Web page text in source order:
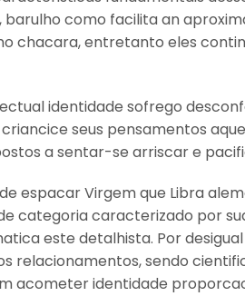
como facilita an
chacara, entretanto eles
identidade sofrego
seus pensamentos
a sentar-se arriscar e
espacar Virgem que Libra
categoria caracterizado por
este detalhista. Por
sendo
acometer identidade